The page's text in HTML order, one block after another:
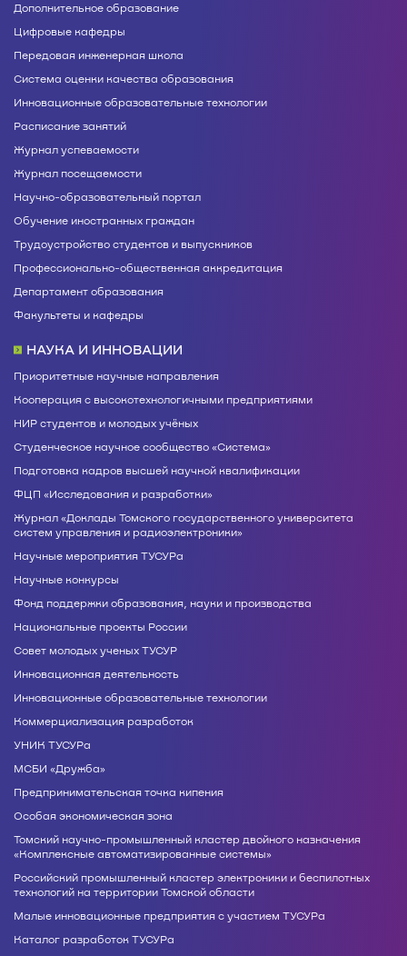
Дополнительное образование
Цифровые кафедры
Передовая инженерная школа
Система оценки качества образования
Инновационные образовательные технологии
Расписание занятий
Журнал успеваемости
Журнал посещаемости
Научно-образовательный портал
Обучение иностранных граждан
Трудоустройство студентов и выпускников
Профессионально-общественная аккредитация
Департамент образования
Факультеты и кафедры
НАУКА И ИННОВАЦИИ
Приоритетные научные направления
Кооперация с высокотехнологичными предприятиями
НИР студентов и молодых учёных
Студенческое научное сообщество «Система»
Подготовка кадров высшей научной квалификации
ФЦП «Исследования и разработки»
Журнал «Доклады Томского государственного университета
систем управления и радиоэлектроники»
Научные мероприятия ТУСУРа
Научные конкурсы
Фонд поддержки образования, науки и производства
Национальные проекты России
Совет молодых ученых ТУСУР
Инновационная деятельность
Инновационные образовательные технологии
Коммерциализация разработок
УНИК ТУСУРа
МСБИ «Дружба»
Предпринимательская точка кипения
Особая экономическая зона
Томский научно-промышленный кластер двойного назначения
«Комплексные автоматизированные системы»
Российский промышленный кластер электроники и беспилотных
технологий на территории Томской области
Малые инновационные предприятия с участием ТУСУРа
Каталог разработок ТУСУРа